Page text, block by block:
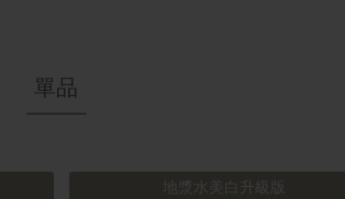
單品
地漿水美白升級版